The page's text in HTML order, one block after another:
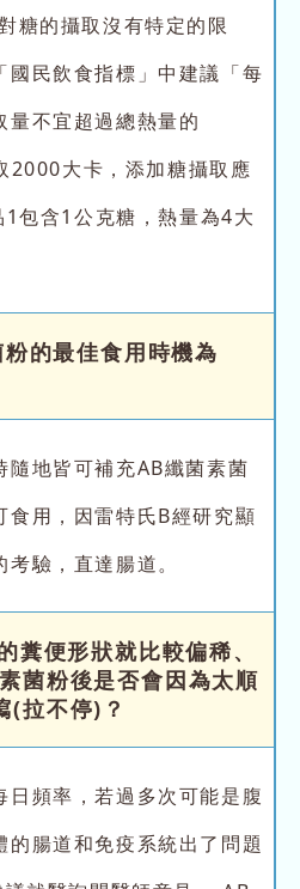
糖的攝取沒有特定的限
國民飲食指標」中建議「每
量不宜超過總熱量的
2000大卡，添加糖攝取應
包含1公克糖，熱量為4大
的最佳食用時機為
隨地皆可補充AB纖菌素菌
食用，因雷特氏B經研究顯
驗，直達腸道。
糞便形狀就比較偏稀、
菌粉後是否會因為太順
(拉不停)？
日頻率，若過多次可能是腹
的腸道和免疫系統出了問題